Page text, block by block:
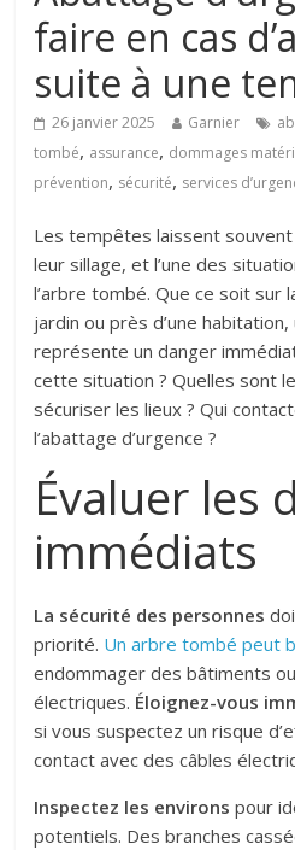
faire en cas
suite à une
26 janvier 2025 Garnier
tombé, assurance, dommages
prévention, sécurité, services
Les tempêtes laissent
leur sillage, et l’une des
l’arbre tombé. Que ce soit sur
jardin ou près d’une
représente un danger
cette situation ? Quelles sont
sécuriser les lieux ? Qui
l’abattage d’urgence ?
Évaluer les
immédiats
La sécurité des personnes
priorité. Un arbre tombé peut
endommager des bâtiments
électriques. Éloignez-vous
si vous suspectez un risque
contact avec des câbles
Inspectez les environs pour
potentiels. Des branches